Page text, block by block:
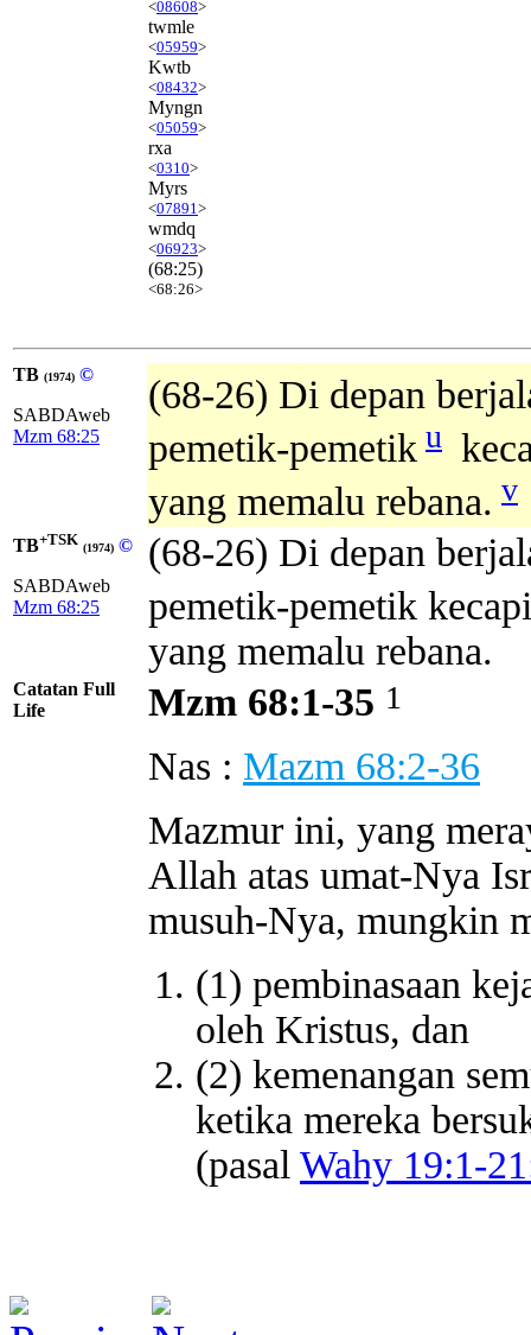
<08608>
twmle
<05959>
Kwtb
<08432>
Myngn
<05059>
rxa
<0310>
Myrs
<07891 >
wmdq
<06923>
(68:25)
<68:26>
TB (1974) ©
SABDAweb
Mzm 68:25
(68-26) Di depan
pemetik-pemetik u
yang memalu rebana. v
TB+TSK (1974) ©
SABDAweb
Mzm 68:25
(68-26) Di depan
pemetik-pemetik kecapi
yang memalu rebana.
Catatan Full
Life
Mzm 68:1-35 1
Nas : Mazm 68:2-36
Mazmur ini, yang
Allah atas umat-Nya
musuh-Nya, mungkin
(1) pembinasaan
oleh Kristus, dan
(2) kemenangan
ketika mereka
(pasal Wahy 19:1-